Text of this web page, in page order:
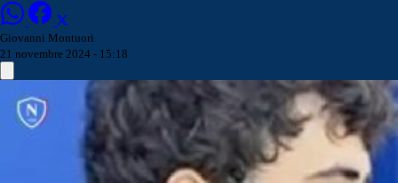
Giovanni Montuori
21 novembre 2024 - 15:18